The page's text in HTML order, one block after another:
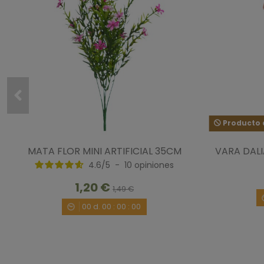
MATA FLOR MINI ARTIFICIAL 35CM
4.6/5 - 10 opiniones
1,20 € 1,49 €
00 d. 00 : 00 : 00
Producto
VARA